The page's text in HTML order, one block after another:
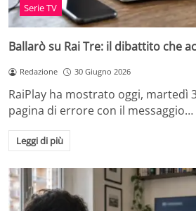
Serie TV
Ballarò su Rai Tre: il dibattito che
Redazione 30 Giugno 2026
RaiPlay ha mostrato oggi, martedì
pagina di errore con il messaggio…
Leggi di più